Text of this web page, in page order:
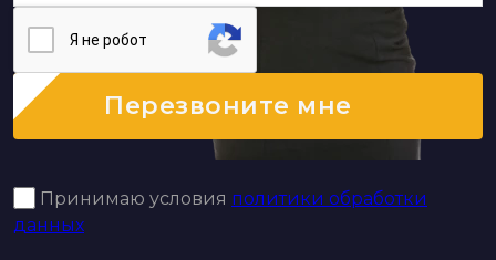
Я нe poбoт
Перезвоните мне
Принимаю условия политики обработки
данных